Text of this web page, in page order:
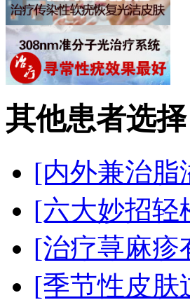
其他患者选择
[内外兼治脂
[六大妙招轻
[治疗荨麻疹
[季节性皮肤